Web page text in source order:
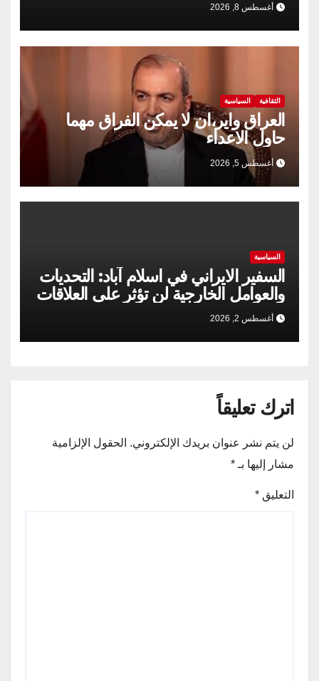
أغسطس 8, 2026
الثقافية السياسية
العراق واير،ان لا يمكن الفراق مهما
حاول الاعداء
أغسطس 5, 2026
السياسية
السفير الايراني في اسلام آباد: التحديات
والعوامل الخارجية لن تؤثر على العلاقات
الإيرانية الباكستانية
أغسطس 2, 2026
اترك تعليقاً
لن يتم نشر عنوان بريدك الإلكتروني. الحقول الإلزامية
مشار إليها بـ*
التعليق *